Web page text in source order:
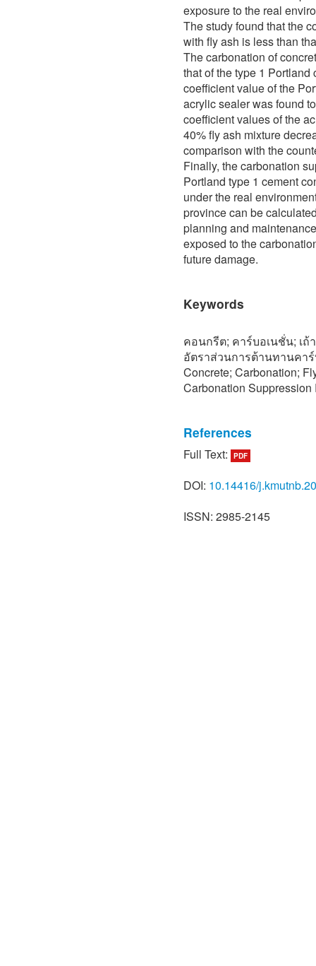
exposure to the real
The study found that the
with fly ash is less than
The carbonation of
that of the type 1
coefficient value of the
acrylic sealer was found
coefficient values of the
40% fly ash mixture
comparison with the
Finally, the carbonation
Portland type 1 cement
under the real
province can be
planning and
exposed to the
future damage.
Keywords
คอนกรีต; คาร์บอเนชั่น; เ
อัตราส่วนการต้านทานคา
Concrete; Carbonation;
Carbonation Suppression
References
[1] A. Petcherdchoo,
Thai).
[2] S. K. Roy, K. B. Poh,
Full Text: PDF
DOI: 10.14416/
ISSN: 2985-2145